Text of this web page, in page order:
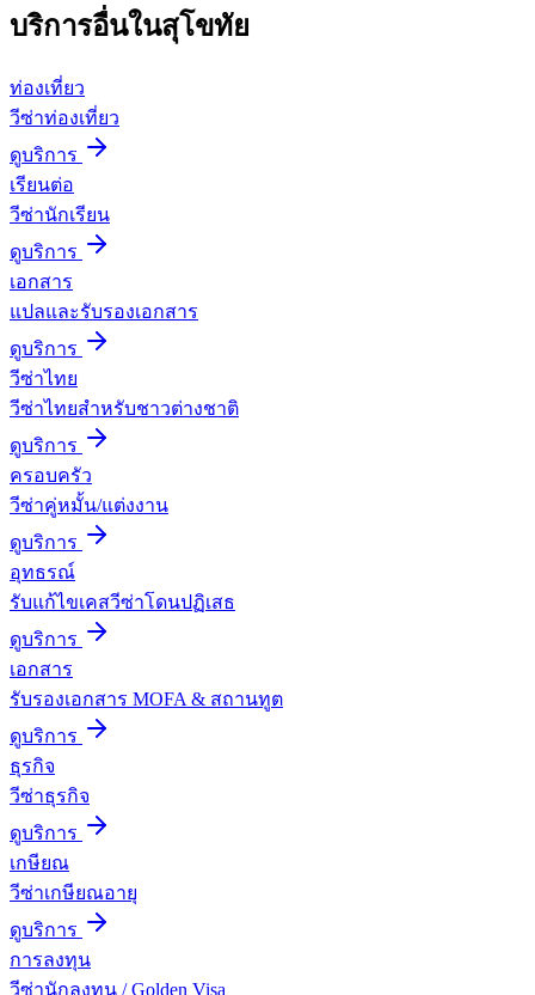
บริการอื่นในสุโขทัย
ท่องเที่ยว
วีซ่าท่องเที่ยว
ดูบริการ
เรียนต่อ
วีซ่านักเรียน
ดูบริการ
เอกสาร
แปลและรับรองเอกสาร
ดูบริการ
วีซ่าไทย
วีซ่าไทยสำหรับชาวต่างชาติ
ดูบริการ
ครอบครัว
วีซ่าคู่หมั้น/แต่งงาน
ดูบริการ
อุทธรณ์
รับแก้ไขเคสวีซ่าโดนปฏิเสธ
ดูบริการ
เอกสาร
รับรองเอกสาร MOFA & สถานทูต
ดูบริการ
ธุรกิจ
วีซ่าธุรกิจ
ดูบริการ
เกษียณ
วีซ่าเกษียณอายุ
ดูบริการ
การลงทุน
วีซ่านักลงทุน / Golden Visa